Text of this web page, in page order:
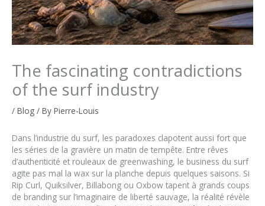
The fascinating contradictions
of the surf industry
/ Blog / By Pierre-Louis
Dans l’industrie du surf, les paradoxes clapotent aussi fort que
les séries de la gravière un matin de tempête. Entre rêves
d’authenticité et rouleaux de greenwashing, le business du surf
agite pas mal la wax sur la planche depuis quelques saisons. Si
Rip Curl, Quiksilver, Billabong ou Oxbow tapent à grands coups
de branding sur l’imaginaire de liberté sauvage, la réalité révèle